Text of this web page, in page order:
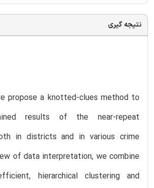
نتیجه گیری
propose a knotted-clues method to
results of the near-repeat
in districts and in various crime
of data interpretation, we combine
hierarchical clustering and